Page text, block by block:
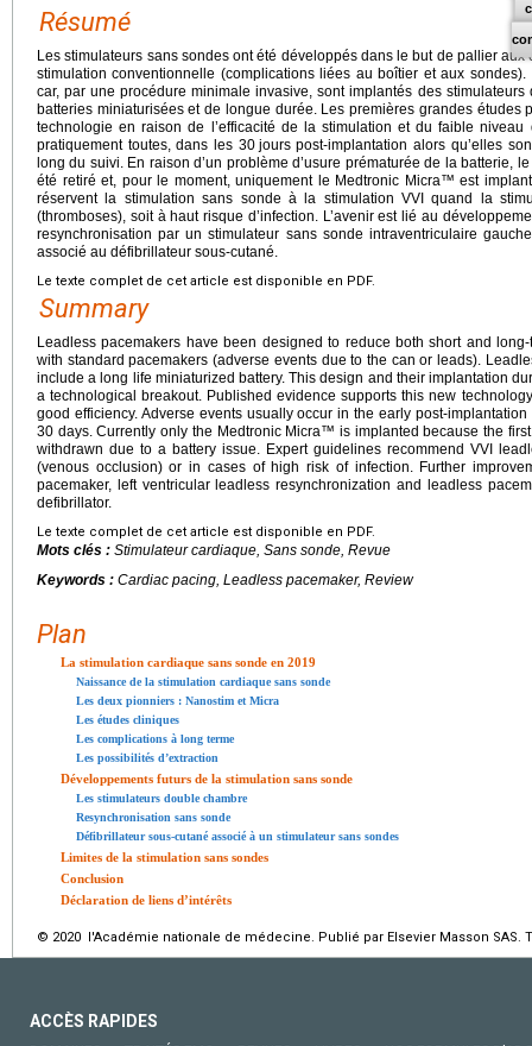
Résumé
Les stimulateurs sans sondes ont été développés dans le but de pallier
stimulation conventionnelle (complications liées au boîtier et aux sondes).
car, par une procédure minimale invasive, sont implantés des stimulateurs
batteries miniaturisées et de longue durée. Les premières grandes études
technologie en raison de l’efficacité de la stimulation et du faible niveau
pratiquement toutes, dans les 30 jours post-implantation alors qu’elles
long du suivi. En raison d’un problème d’usure prématurée de la batterie,
été retiré et, pour le moment, uniquement le Medtronic Micra™ est
réservent la stimulation sans sonde à la stimulation VVI quand la
(thromboses), soit à haut risque d’infection. L’avenir est lié au
resynchronisation par un stimulateur sans sonde intraventriculaire
associé au défibrillateur sous-cutané.
Le texte complet de cet article est disponible en PDF.
Summary
Leadless pacemakers have been designed to reduce both short and
with standard pacemakers (adverse events due to the can or leads).
include a long life miniaturized battery. This design and their implantation
a technological breakout. Published evidence supports this new
good efficiency. Adverse events usually occur in the early post-
30 days. Currently only the Medtronic Micra™ is implanted because the
withdrawn due to a battery issue. Expert guidelines recommend VVI
(venous occlusion) or in cases of high risk of infection. Further
pacemaker, left ventricular leadless resynchronization and leadless
defibrillator.
Le texte complet de cet article est disponible en PDF.
Mots clés : Stimulateur cardiaque, Sans sonde, Revue
Keywords : Cardiac pacing, Leadless pacemaker, Review
Plan
La stimulation cardiaque sans sonde en 2019
Naissance de la stimulation cardiaque sans sonde
Les deux pionniers : Nanostim et Micra
Les études cliniques
Les complications à long terme
Les possibilités d’extraction
Développements futurs de la stimulation sans sonde
Les stimulateurs double chambre
Resynchronisation sans sonde
Défibrillateur sous-cutané associé à un stimulateur sans sondes
Limites de la stimulation sans sondes
Conclusion
Déclaration de liens d’intérêts
© 2020 l'Académie nationale de médecine. Publié par Elsevier Masson SAS.
ACCÈS RAPIDES